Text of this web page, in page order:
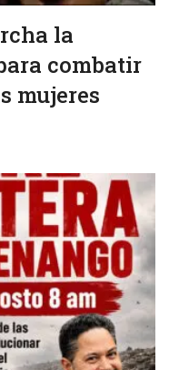
la
combatir
mujeres